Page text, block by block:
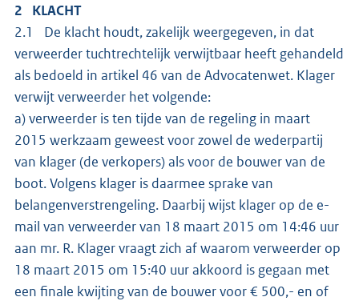
2 KLACHT
2.1 De klacht houdt, zakelijk weergegeven, in dat
verweerder tuchtrechtelijk verwijtbaar heeft gehandeld
als bedoeld in artikel 46 van de Advocatenwet. Klager
verwijt verweerder het volgende:
a) verweerder is ten tijde van de regeling in maart
2015 werkzaam geweest voor zowel de wederpartij
van klager (de verkopers) als voor de bouwer van de
boot. Volgens klager is daarmee sprake van
belangenverstrengeling. Daarbij wijst klager op de e-
mail van verweerder van 18 maart 2015 om 14:46 uur
aan mr. R. Klager vraagt zich af waarom verweerder op
18 maart 2015 om 15:40 uur akkoord is gegaan met
een finale kwijting van de bouwer voor € 500,- en of